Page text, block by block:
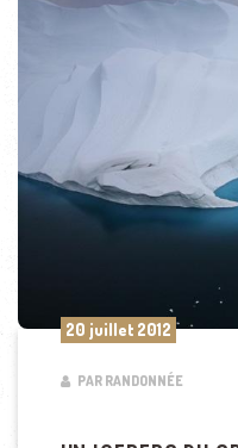
20 juillet 2012
PAR RANDONNÉE